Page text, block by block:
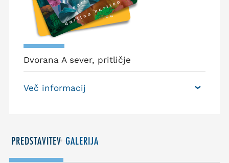
Dvorana A sever, pritličje
Več informacij
PREDSTAVITEV GALERIJA